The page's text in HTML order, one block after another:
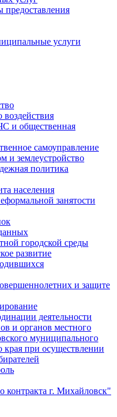
предоставления
услуги
и общественная
самоуправление
и землеустройство
политика
населения
занятости
городской среды
развитие
и защите
деятельности
и органов местного
муниципального
края при осуществлении
контракта г. Михайловск"